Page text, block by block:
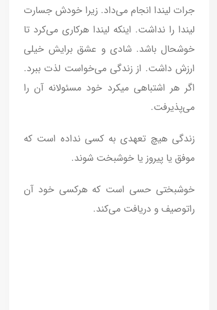
جرات لیندا انجام می‌داد. زیرا خودش جسارت
لیندا را نداشت. اینکه لیندا هرکاری می‌کرد تا
خوشحال باشد. شادی و عشق برایش خیلی
ارزش داشت. از زندگی می‌خواست لذت ببرد.
اگر هر اشتباهی میکرد خود مسئولانه آن را
می‌پذیرفت.
زندگی هیچ تعهدی به کسی نداده است که
موفق یا پیروز یا خوشبخت شوند.
خوشبختی حسی است که هرکسی خود آن
راتوصیف و دریافت می‌کند.